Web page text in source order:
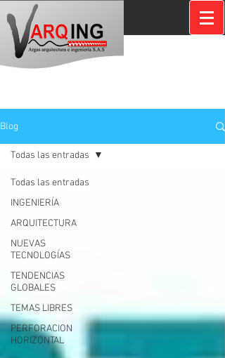
Blog
Todas las entradas
INGENIERÍA
ARQUITECTURA
NUEVAS
TECNOLOGÍAS
TENDENCIAS
GLOBALES
TEMAS LIBRES
PERFORACION
HORIZONTAL
Todas las entradas